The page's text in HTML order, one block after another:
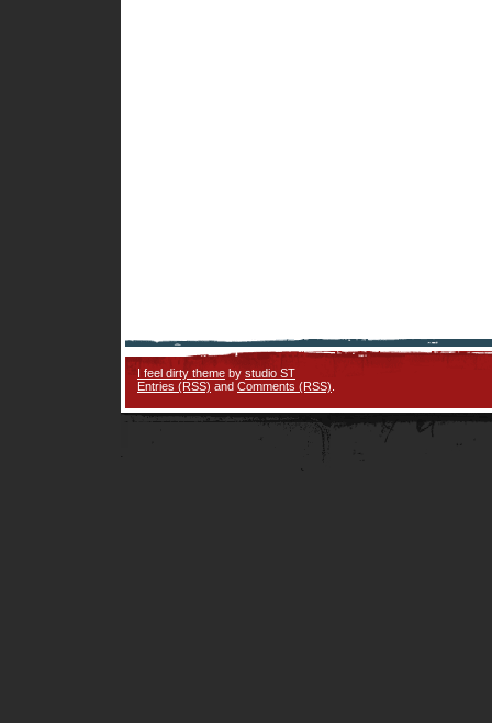
I feel dirty theme by studio ST
Entries (RSS) and Comments (RSS)